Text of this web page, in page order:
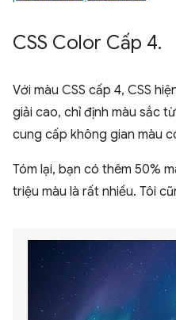
CSS Color Cấp 4.
Với màu CSS cấp 4, CSS
giải cao, chỉ định màu sắc
cung cấp không gian màu
Tóm lại, bạn có thêm 50%
triệu màu là rất nhiều. Tôi